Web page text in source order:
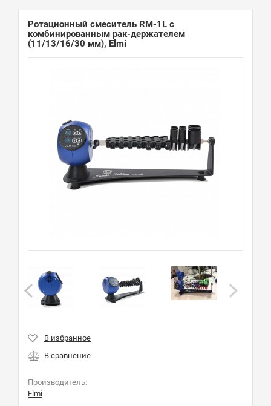
Ротационный смеситель RM-1L с
комбинированным рак-держателем
(11/13/16/30 мм), Elmi
Производитель:
Elmi